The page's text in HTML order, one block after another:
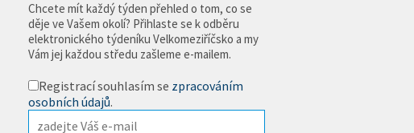
Chcete mít každý týden přehled o tom, co se
děje ve Vašem okolí? Přihlaste se k odběru
elektronického týdeníku Velkomeziříčsko a my
Vám jej každou středu zašleme e-mailem.
Registrací souhlasím se zpracováním
osobních údajů.